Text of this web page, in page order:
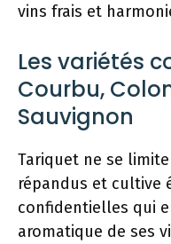
vins frais et
Les variétés
Courbu,
Sauvignon
Tariquet ne se
répandus et cultive
confidentielles qui
aromatique de ses